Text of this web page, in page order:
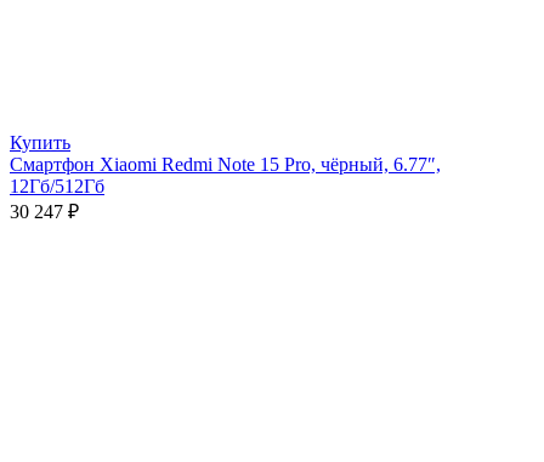
Купить
Смартфон Xiaomi Redmi Note 15 Pro, чёрный, 6.77″,
12Гб/512Гб
30 247 ₽